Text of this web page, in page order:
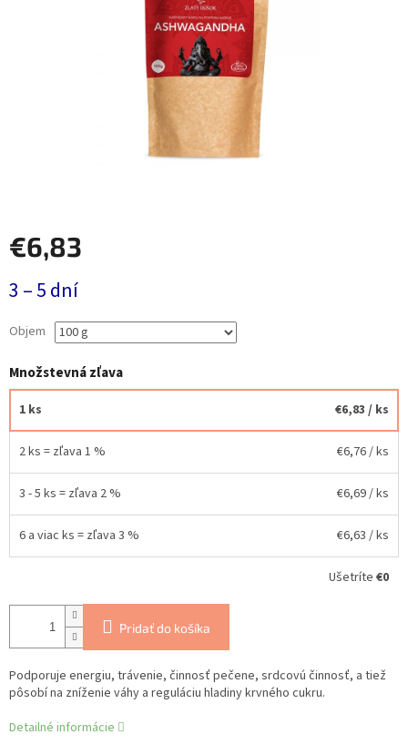
€6,83
cena:
3 – 5 dní
Objem
Množstevná zľava
1 ks €6,83 / ks
2 ks = zľava 1 % €6,76/ ks
3 - 5 ks = zľava 2 % €6,69/ ks
6 a viac ks = zľava 3 % €6,63 / ks
Ušetríte €0
Pridať do košíka
Podporuje energiu, trávenie, činnosť pečene, srdcovú činnosť, a tiež
pôsobí na zníženie váhy a reguláciu hladiny krvného cukru.
Detailné informácie